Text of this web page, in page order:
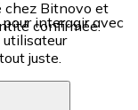
chez Bitnovo et
confirmée.
interagir avec
utilisateur
juste.